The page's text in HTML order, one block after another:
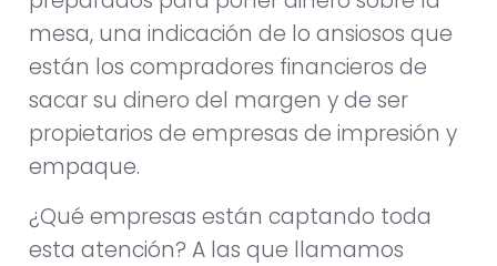
mesa, una indicación de lo ansiosos que
están los compradores financieros de
sacar su dinero del margen y de ser
propietarios de empresas de impresión y
empaque.
¿Qué empresas están captando toda
esta atención? A las que llamamos